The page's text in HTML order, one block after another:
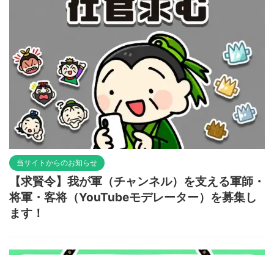
当サイトからのお知らせ
【求賢令】我が軍（チャンネル）を支える軍師・
将軍・客将（YouTubeモデレーター）を募集し
ます！